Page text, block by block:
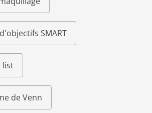
SMART
list
de Venn